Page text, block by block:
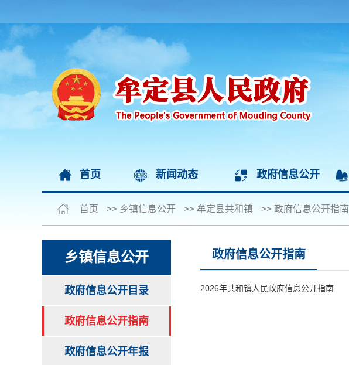
首页 新闻动态 政府信息公开
首页 >> 乡镇信息公开 >> 牟定县共和镇 >> 政府信息公开指南
乡镇信息公开
政府信息公开目录
政府信息公开指南
政府信息公开年报
政府信息公开指南
2026年共和镇人民政府信息公开指南